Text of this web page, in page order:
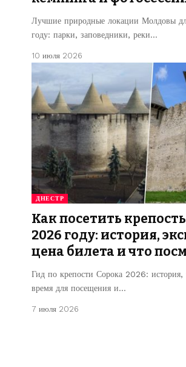
Лучшие природные локации Молдовы
году: парки, заповедники, реки…
10 июля 2026
ДНЕСТР
Как посетить
2026 году: история,
цена билета и что
Гид по крепости Сорока 2026: история,
время для посещения и…
7 июля 2026